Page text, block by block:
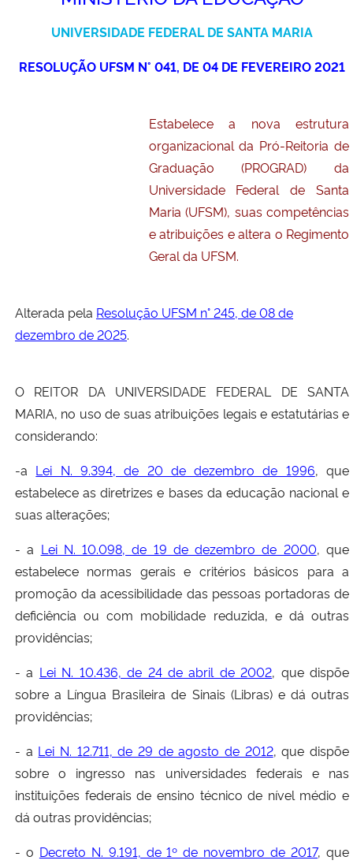
Ministério da Ciência, Tecnologia, Inovações e Comunicações
Ministério do Desenvolvimento Regional
Controladoria-Geral da União
Secretaria-Geral
Secretaria de Governo
Gabinete de Segurança Institucional
Advocacia-Geral da União
Banco Central do Brasil
Planalto
UNIVERSIDADE FEDERAL DE SANTA MARIA
RESOLUÇÃO UFSM N° 041, DE 04 DE FEVEREIRO 2021
Estabelece a nova estrutura
organizacional da Pró-Reitoria de
Graduação (PROGRAD) da
Universidade Federal de Santa
Maria (UFSM), suas competências
e atribuições e altera o Regimento
Geral da UFSM.
Alterada pela Resolução UFSM n° 245, de 08 de
dezembro de 2025.
O REITOR DA UNIVERSIDADE FEDERAL DE SANTA
MARIA, no uso de suas atribuições legais e estatutárias e
considerando:
-a Lei N. 9.394, de 20 de dezembro de 1996, que
estabelece as diretrizes e bases da educação nacional e
suas alterações;
- a Lei N. 10.098, de 19 de dezembro de 2000, que
estabelece normas gerais e critérios básicos para a
promoção da acessibilidade das pessoas portadoras de
deficiência ou com mobilidade reduzida, e dá outras
providências;
- a Lei N. 10.436, de 24 de abril de 2002, que dispõe
sobre a Língua Brasileira de Sinais (Libras) e dá outras
providências;
- a Lei N. 12.711, de 29 de agosto de 2012, que dispõe
sobre o ingresso nas universidades federais e nas
instituições federais de ensino técnico de nível médio e
dá outras providências;
- o Decreto N. 9.191, de 1º de novembro de 2017, que